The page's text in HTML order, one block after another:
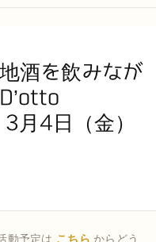
酒を飲みなが
月4日（金）
動予定は こちら からどう